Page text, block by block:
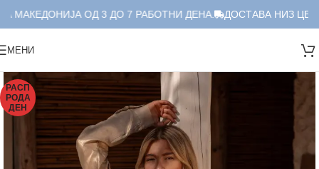
МАКЕДОНИЈА ОД 3 ДО 7 РАБОТНИ ДЕНА. ДОСТАВА НИЗ
МЕНИ
РАСП
РОДА
ДЕН